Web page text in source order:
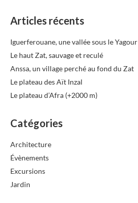
Articles récents
Iguerferouane, une vallée sous le Yagour
Le haut Zat, sauvage et reculé
Anssa, un village perché au fond du Zat
Le plateau des Aït Inzal
Le plateau d’Afra (+2000 m)
Catégories
Architecture
Évènements
Excursions
Jardin